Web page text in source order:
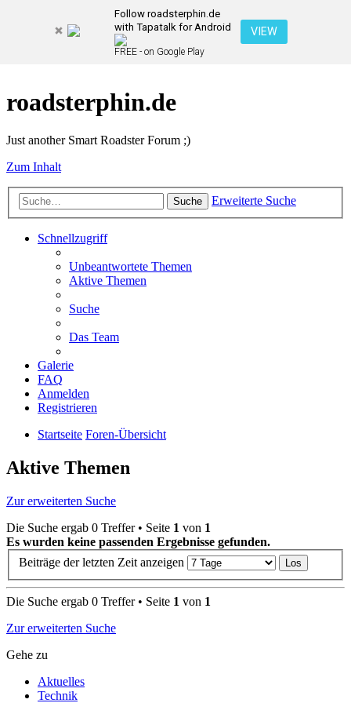
Follow roadsterphin.de
with Tapatalk for Android
FREE - on Google Play
VIEW
roadsterphin.de
Just another Smart Roadster Forum ;)
Zum Inhalt
Suche Erweiterte Suche
Schnellzugriff
Unbeantwortete Themen
Aktive Themen
Suche
Das Team
Galerie
FAQ
Anmelden
Registrieren
Startseite Foren-Übersicht
Aktive Themen
Zur erweiterten Suche
Die Suche ergab 0 Treffer • Seite 1 von 1
Es wurden keine passenden Ergebnisse gefunden.
Beiträge der letzten Zeit anzeigen
Die Suche ergab 0 Treffer • Seite 1 von 1
Zur erweiterten Suche
Gehe zu
Aktuelles
Technik